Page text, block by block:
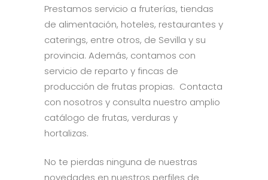
Prestamos servicio a fruterías, tiendas
de alimentación, hoteles, restaurantes y
caterings, entre otros, de Sevilla y su
provincia. Además, contamos con
servicio de reparto y fincas de
producción de frutas propias. Contacta
con nosotros y consulta nuestro amplio
catálogo de frutas, verduras y
hortalizas.
No te pierdas ninguna de nuestras
novedades en nuestros perfiles de